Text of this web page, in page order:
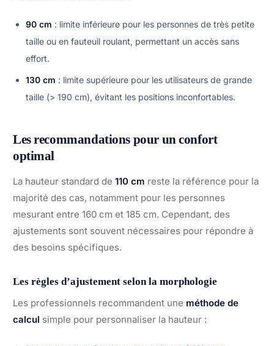
90 cm : limite inférieure pour les personnes de très petite
taille ou en fauteuil roulant, permettant un accès sans
effort.
130 cm : limite supérieure pour les utilisateurs de grande
taille (> 190 cm), évitant les positions inconfortables.
Les recommandations pour un confort
optimal
La hauteur standard de 110 cm reste la référence pour la
majorité des cas, notamment pour les personnes
mesurant entre 160 cm et 185 cm. Cependant, des
ajustements sont souvent nécessaires pour répondre à
des besoins spécifiques.
Les règles d’ajustement selon la morphologie
Les professionnels recommandent une méthode de
calcul simple pour personnaliser la hauteur :